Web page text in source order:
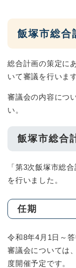
飯塚市総合
総合計画の策定に
いて審議を行います
審議会の内容につ
い。
飯塚市総合
「第3次飯塚市総
を行いました。
任期
令和8年4月1日～
審議会については
度開催予定です。